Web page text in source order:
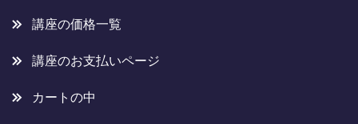
講座の価格一覧
講座のお支払いページ
カートの中